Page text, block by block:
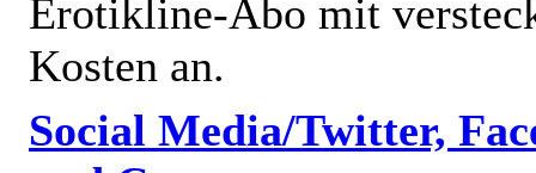
Erotikline-Abo mit
Kosten an.
Social Media/Twitter,